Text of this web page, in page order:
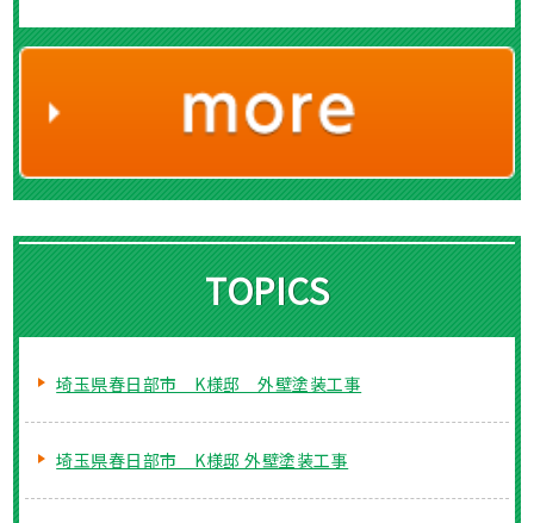
TOPICS
埼玉県春日部市 K様邸 外壁塗装工事
埼玉県春日部市 K様邸 外壁塗装工事